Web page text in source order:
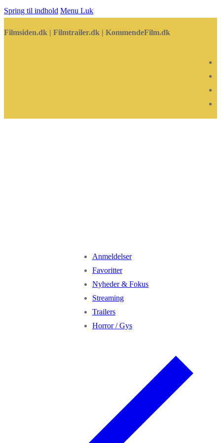
Spring til indhold Menu Luk
Filmsiden.dk | Filmtrailer.dk | KommendeFilm.dk
Anmeldelser
Favoritter
Nyheder & Fokus
Streaming
Trailers
Horror / Gys